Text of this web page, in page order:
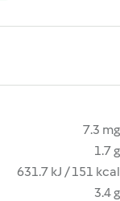
7.3 mg
1.7 g
631.7 kJ / 151 kcal
3.4 g